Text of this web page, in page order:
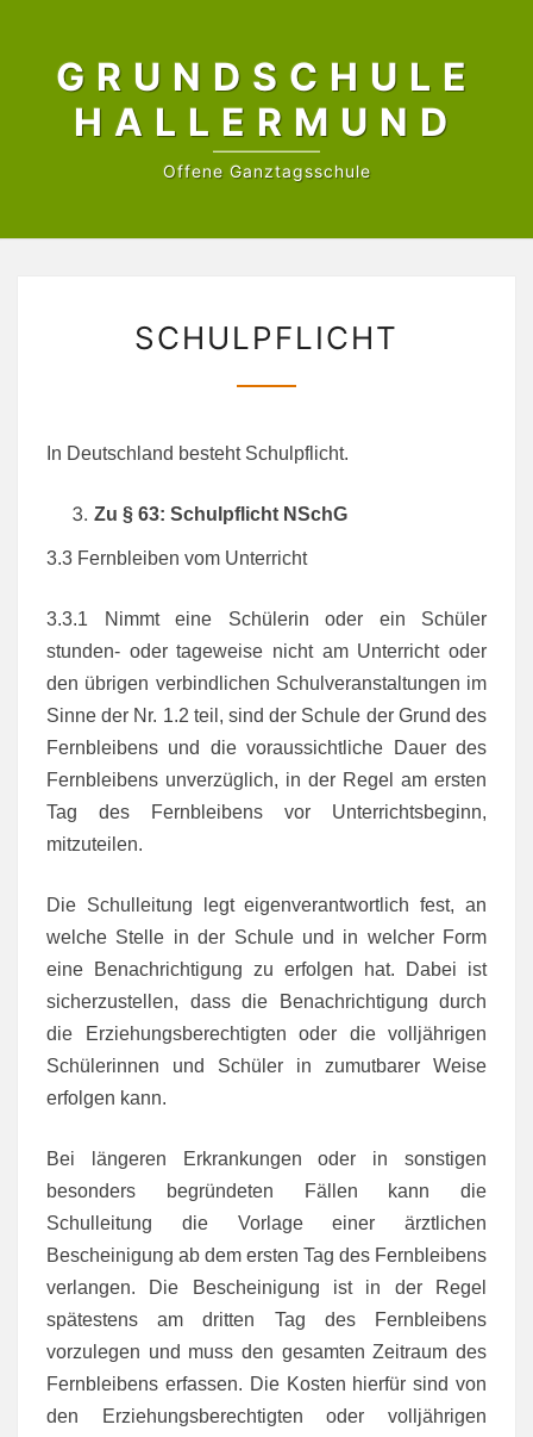
contentGRUNDSCHULE
HALLERMUND
Offene Ganztagsschule
SCHULPFLICHT
In Deutschland besteht Schulpflicht.
Zu § 63: Schulpflicht NSchG
3.3 Fernbleiben vom Unterricht
3.3.1 Nimmt eine Schülerin oder ein Schüler
stunden- oder tageweise nicht am Unterricht oder
den übrigen verbindlichen Schulveranstaltungen im
Sinne der Nr. 1.2 teil, sind der Schule der Grund des
Fernbleibens und die voraussichtliche Dauer des
Fernbleibens unverzüglich, in der Regel am ersten
Tag des Fernbleibens vor Unterrichtsbeginn,
mitzuteilen.
Die Schulleitung legt eigenverantwortlich fest, an
welche Stelle in der Schule und in welcher Form
eine Benachrichtigung zu erfolgen hat. Dabei ist
sicherzustellen, dass die Benachrichtigung durch
die Erziehungsberechtigten oder die volljährigen
Schülerinnen und Schüler in zumutbarer Weise
erfolgen kann.
Bei längeren Erkrankungen oder in sonstigen
besonders begründeten Fällen kann die
Schulleitung die Vorlage einer ärztlichen
Bescheinigung ab dem ersten Tag des Fernbleibens
verlangen. Die Bescheinigung ist in der Regel
spätestens am dritten Tag des Fernbleibens
vorzulegen und muss den gesamten Zeitraum des
Fernbleibens erfassen. Die Kosten hierfür sind von
den Erziehungsberechtigten oder volljährigen